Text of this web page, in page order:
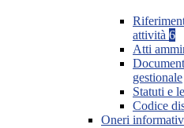
attività 6
Atti
gestionale
Statuti e
Codice
Oneri